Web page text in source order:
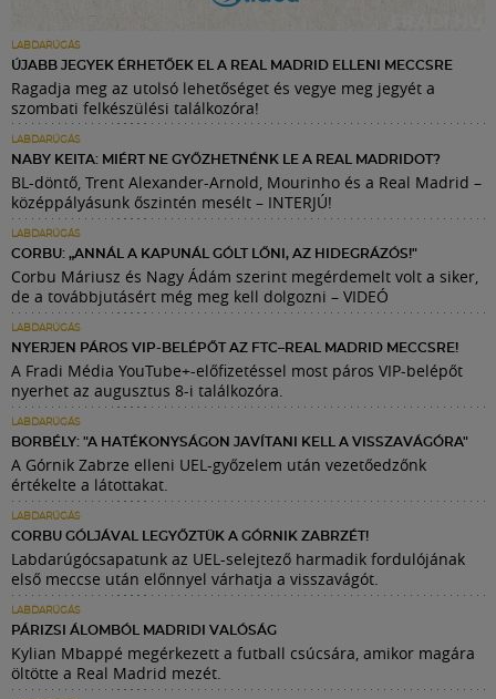
LABDARÚGÁS
ÚJABB JEGYEK ÉRHETŐEK EL A REAL MADRID ELLENI MECCSRE
Ragadja meg az utolsó lehetőséget és vegye meg jegyét a
szombati felkészülési találkozóra!
LABDARÚGÁS
NABY KEITA: MIÉRT NE GYŐZHETNÉNK LE A REAL MADRIDOT?
BL-döntő, Trent Alexander-Arnold, Mourinho és a Real Madrid –
középpályásunk őszintén mesélt – INTERJÚ!
LABDARÚGÁS
CORBU: „ANNÁL A KAPUNÁL GÓLT LŐNI, AZ HIDEGRÁZÓS!"
Corbu Máriusz és Nagy Ádám szerint megérdemelt volt a siker,
de a továbbjutásért még meg kell dolgozni – VIDEÓ
LABDARÚGÁS
NYERJEN PÁROS VIP-BELÉPŐT AZ FTC–REAL MADRID MECCSRE!
A Fradi Média YouTube+-előfizetéssel most páros VIP-belépőt
nyerhet az augusztus 8-i találkozóra.
LABDARÚGÁS
BORBÉLY: "A HATÉKONYSÁGON JAVÍTANI KELL A VISSZAVÁGÓRA"
A Górnik Zabrze elleni UEL-győzelem után vezetőedzőnk
értékelte a látottakat.
LABDARÚGÁS
CORBU GÓLJÁVAL LEGYŐZTÜK A GÓRNIK ZABRZÉT!
Labdarúgócsapatunk az UEL-selejtező harmadik fordulójának
első meccse után előnnyel várhatja a visszavágót.
LABDARÚGÁS
PÁRIZSI ÁLOMBÓL MADRIDI VALÓSÁG
Kylian Mbappé megérkezett a futball csúcsára, amikor magára
öltötte a Real Madrid mezét.